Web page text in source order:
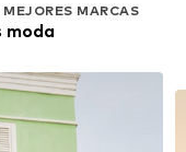
MARCAS
moda